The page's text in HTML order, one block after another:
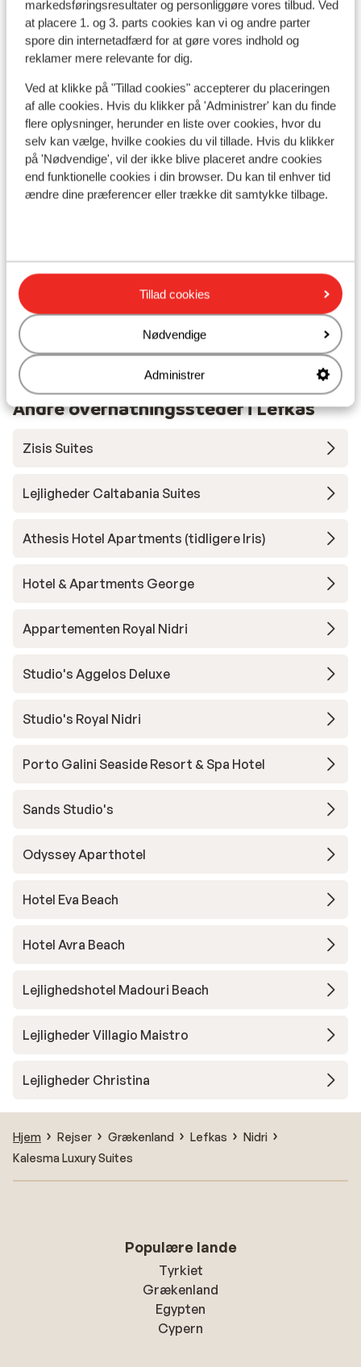
markedsføringsresultater og personliggøre vores tilbud. Ved
at placere 1. og 3. parts cookies kan vi og andre parter
spore din internetadfærd for at gøre vores indhold og
reklamer mere relevante for dig.
Ved at klikke på "Tillad cookies" accepterer du placeringen
af alle cookies. Hvis du klikker på 'Administrer' kan du finde
flere oplysninger, herunder en liste over cookies, hvor du
selv kan vælge, hvilke cookies du vil tillade. Hvis du klikker
på 'Nødvendige', vil der ikke blive placeret andre cookies
end funktionelle cookies i din browser. Du kan til enhver tid
ændre dine præferencer eller trække dit samtykke tilbage.
Tillad cookies
Nødvendige
Administrer
Se på kort
I området
Afstand til stranden ca. 450 meter: ca. 1 kilometer
(stenstrand)
I centrum
Afstand til busstoppested ca. 100 meter
Afstand til pengeautomat ca. 150 meter
Afstand til nærmeste butikker ca. 100 meter
Afstand til nærmeste kiosk ca. 150 meter
Nærmeste restaurant ca. 150 meter
Nærmeste hospital ca. 17 kilometer
Andre overnatningssteder i Lefkas
Zisis Suites
Lejligheder Caltabania Suites
Athesis Hotel Apartments (tidligere Iris)
Hotel & Apartments George
Appartementen Royal Nidri
Studio's Aggelos Deluxe
Studio's Royal Nidri
Porto Galini Seaside Resort & Spa Hotel
Sands Studio's
Odyssey Aparthotel
Hotel Eva Beach
Hotel Avra Beach
Lejlighedshotel Madouri Beach
Lejligheder Villagio Maistro
Lejligheder Christina
Hjem Rejser Grækenland Lefkas
Nidri
Kalesma Luxury Suites
Populære lande
Tyrkiet
Grækenland
Egypten
Cypern